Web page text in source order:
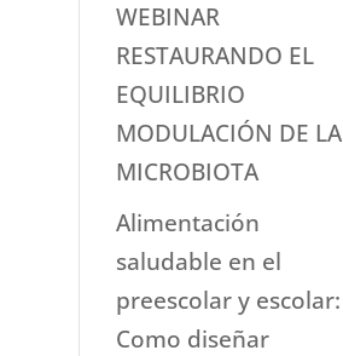
WEBINAR
RESTAURANDO EL
EQUILIBRIO
MODULACIÓN DE LA
MICROBIOTA
Alimentación
saludable en el
preescolar y escolar:
Como diseñar